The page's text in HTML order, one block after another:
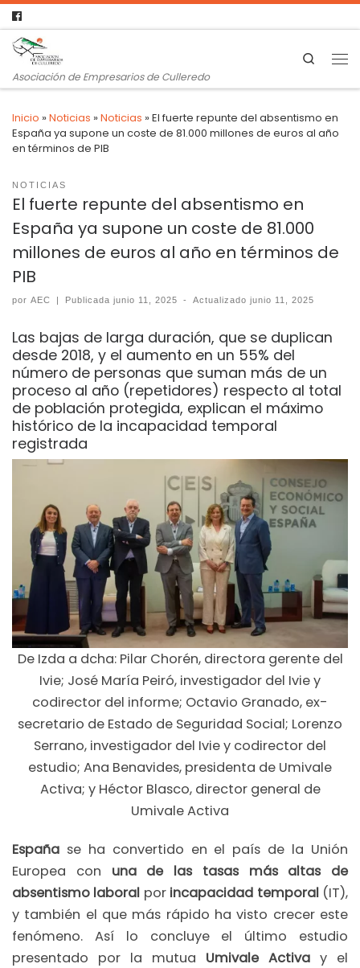
Asociación de Empresarios de Culleredo
Search
Inicio »Noticias »Noticias »El fuerte repunte del absentismo en
España ya supone un coste de 81.000 millones de euros al año
en términos de PIB
NOTICIAS
El fuerte repunte del absentismo en
España ya supone un coste de 81.000
millones de euros al año en términos de
PIB
por AEC | Publicadajunio 11, 2025 - Actualizadojunio 11, 2025
Las bajas de larga duración, que se duplican
desde 2018, y el aumento en un 55% del
número de personas que suman más de un
proceso al año (repetidores) respecto al total
de población protegida, explican el máximo
histórico de la incapacidad temporal
registrada
De Izda a dcha: Pilar Chorén, directora gerente del
Ivie; José María Peiró, investigador del Ivie y
codirector del informe; Octavio Granado, ex-
secretario de Estado de Seguridad Social; Lorenzo
Serrano, investigador del Ivie y codirector del
estudio; Ana Benavides, presidenta de Umivale
Activa; y Héctor Blasco, director general de
Umivale Activa
España se ha convertido en el país de la Unión
Europea con una de las tasas más altas de
absentismo laboral por incapacidad temporal(IT),
y también el que más rápido ha visto crecer este
fenómeno. Así lo concluye el último estudio
presentado por la mutua Umivale Activa y el